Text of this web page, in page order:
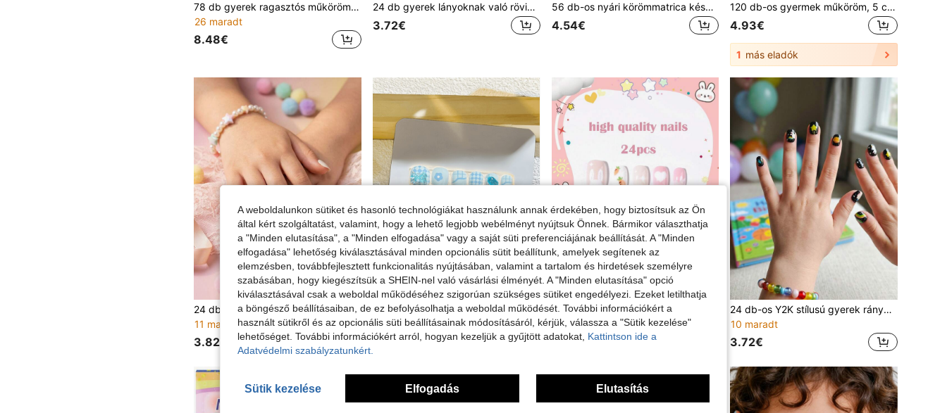
78 db gyerek ragasztós műköröm, EBANKU 3 részes gyerek műköröm szett, rövid műköröm teljes szett lány körömdíszítéssel
26 maradt
8.48€
24 db gyerek lányoknak való rövid ragasztós műköröm, aranyos eper- és nyuszi mintás, előragasztott teljes lefedésű akril körömhegy szett, gyermek lányok körömdíszítéséhez (Strawberry Girl)
3.72€
56 db-os nyári körömmatrica készlet, aranyos rajzfilm öntapadós, teljes borítású körömmatricák - virágos, csillag, kockás, felhő, tengeri csillag, kagyló, delfin, bálna, tengerparti hullám körömművészeti matricák, barkácsolás otthoni manikűr ajándék, rövid körmökre alkalmas, lányoknak való körömszalon
4.54€
120 db-os gyermek műköröm, 5 csomag, összesen 120 db-os, aranyos eper, cseresznye, görögdinnye, ajak alakú rövid akril teljes borítású gyermek műköröm készlet, alkalmas Valentin-napra, karácsonyi ajándékok lányoknak
4.93€
1 más eladók
24 db tavaszi/nyári gyerek ragasztós műköröm matrica, teljes lefedésű hatással, fényes és aranyos mintákkal (világoskék tengeri csillag, tengeri liliom, korall, rák, hullám, strandernyő, medúza), előre ragasztott gyerek köröm matricákhoz, teljes lefedésű kis körömhegyekhez, tökéletes lányajándéknak, születésnapi bulikra és smink dekorációhoz - égboly és felhő téma - nyári óceáni kézzel rajzolt téma
11 maradt
3.82€
12 db-os rövid, négyzet alakú, rányomható köröm 3D dombornyomott, aranyos virágos és masnis mintás, többszínű körömművészeti matrica, karácsonyi és újévi ajándéknak nőknek és lányoknak, körömápolási kellékek
4.15€
32 maradt
3.73€
24 db-os Y2K stílusú gyerek rányomható műköröm, akril anyag, előre bevont gél, teljes fedés, fényes aranyos minták, kozmikus elemeket is beleértve: bolygók, üstökösök, pentagram, szivárvány, szeszélyes csillagos égbolt létrehozása, kerek és aranyos unikornis figurák elöl és futó pózokban, tele gyermeki bájjal, rövid körömmatricák, ideális kislányoknak - álomszerű kozmikus unikornis téma
10 maradt
3.72€
A weboldalunkon sütiket és hasonló technológiákat használunk annak érdekében, hogy biztosítsuk az Ön
által kért szolgáltatást, valamint, hogy a lehető legjobb webélményt nyújtsuk Önnek. Bármikor választhatja
a "Minden elutasítása", a "Minden elfogadása" vagy a saját süti preferenciájának beállítását. A "Minden
elfogadása" lehetőség kiválasztásával minden opcionális sütit beállítunk, amelyek segítenek az
elemzésben, továbbfejlesztett funkcionalitás nyújtásában, valamint a tartalom és hirdetések személyre
szabásában, hogy kiegészítsük a SHEIN-nel való vásárlási élményét. A "Minden elutasítása" opció
kiválasztásával csak a weboldal működéséhez szigorúan szükséges sütiket engedélyezi. Ezeket letilthatja
a böngésző beállításaiban, de ez befolyásolhatja a weboldal működését. További információkért a
használt sütikről és az opcionális süti beállításainak módosításáról, kérjük, válassza a "Sütik kezelése"
lehetőséget. További információkért arról, hogyan kezeljük a gyűjtött adatokat, Kattintson ide a
Adatvédelmi szabályzatunkért.
Sütik kezelése Elfogadás Elutasítás